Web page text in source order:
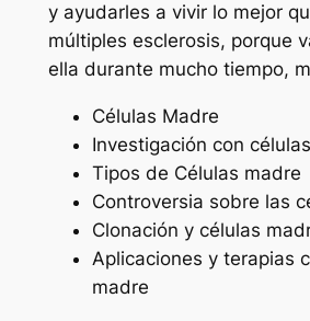
y ayudarles a vivir lo mejor
múltiples esclerosis, porque
ella durante mucho tiempo,
Células Madre
Investigación con
Tipos de Células madre
Controversia sobre las
Clonación y células
Aplicaciones y terapias
madre